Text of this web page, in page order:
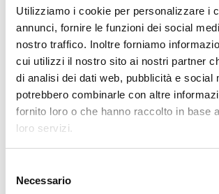
Utilizziamo i cookie per personalizzare i
annunci, fornire le funzioni dei social
nostro traffico. Inoltre forniamo
cui utilizzi il nostro sito ai nostri partner
di analisi dei dati web, pubblicità e social
potrebbero combinarle con altre
fornito loro o che hanno raccolto in base
loro servizi.
Necessario
COMMERCE
Clevertech Group
LE POSIZIONI
AUMENTANO. I
QUALIFICATI NO.
CATEGORIE
CLEVERTECH WORLD